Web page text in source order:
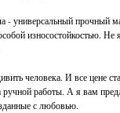
- универсальный прочный
износостойкостью.
человека. И все цене
ручной работы. А я вам
с любовью.